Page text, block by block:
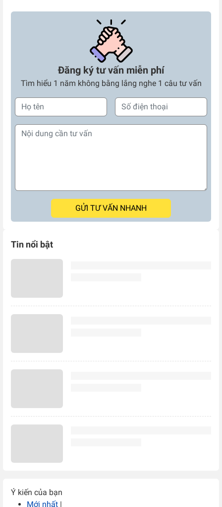
Đăng ký tư vấn miễn phí
Tìm hiểu 1 năm không bằng lắng nghe 1 câu tư vấn
GỬI TƯ VẤN NHANH
Tin nổi bật
Ý kiến của bạn
Mới nhất |